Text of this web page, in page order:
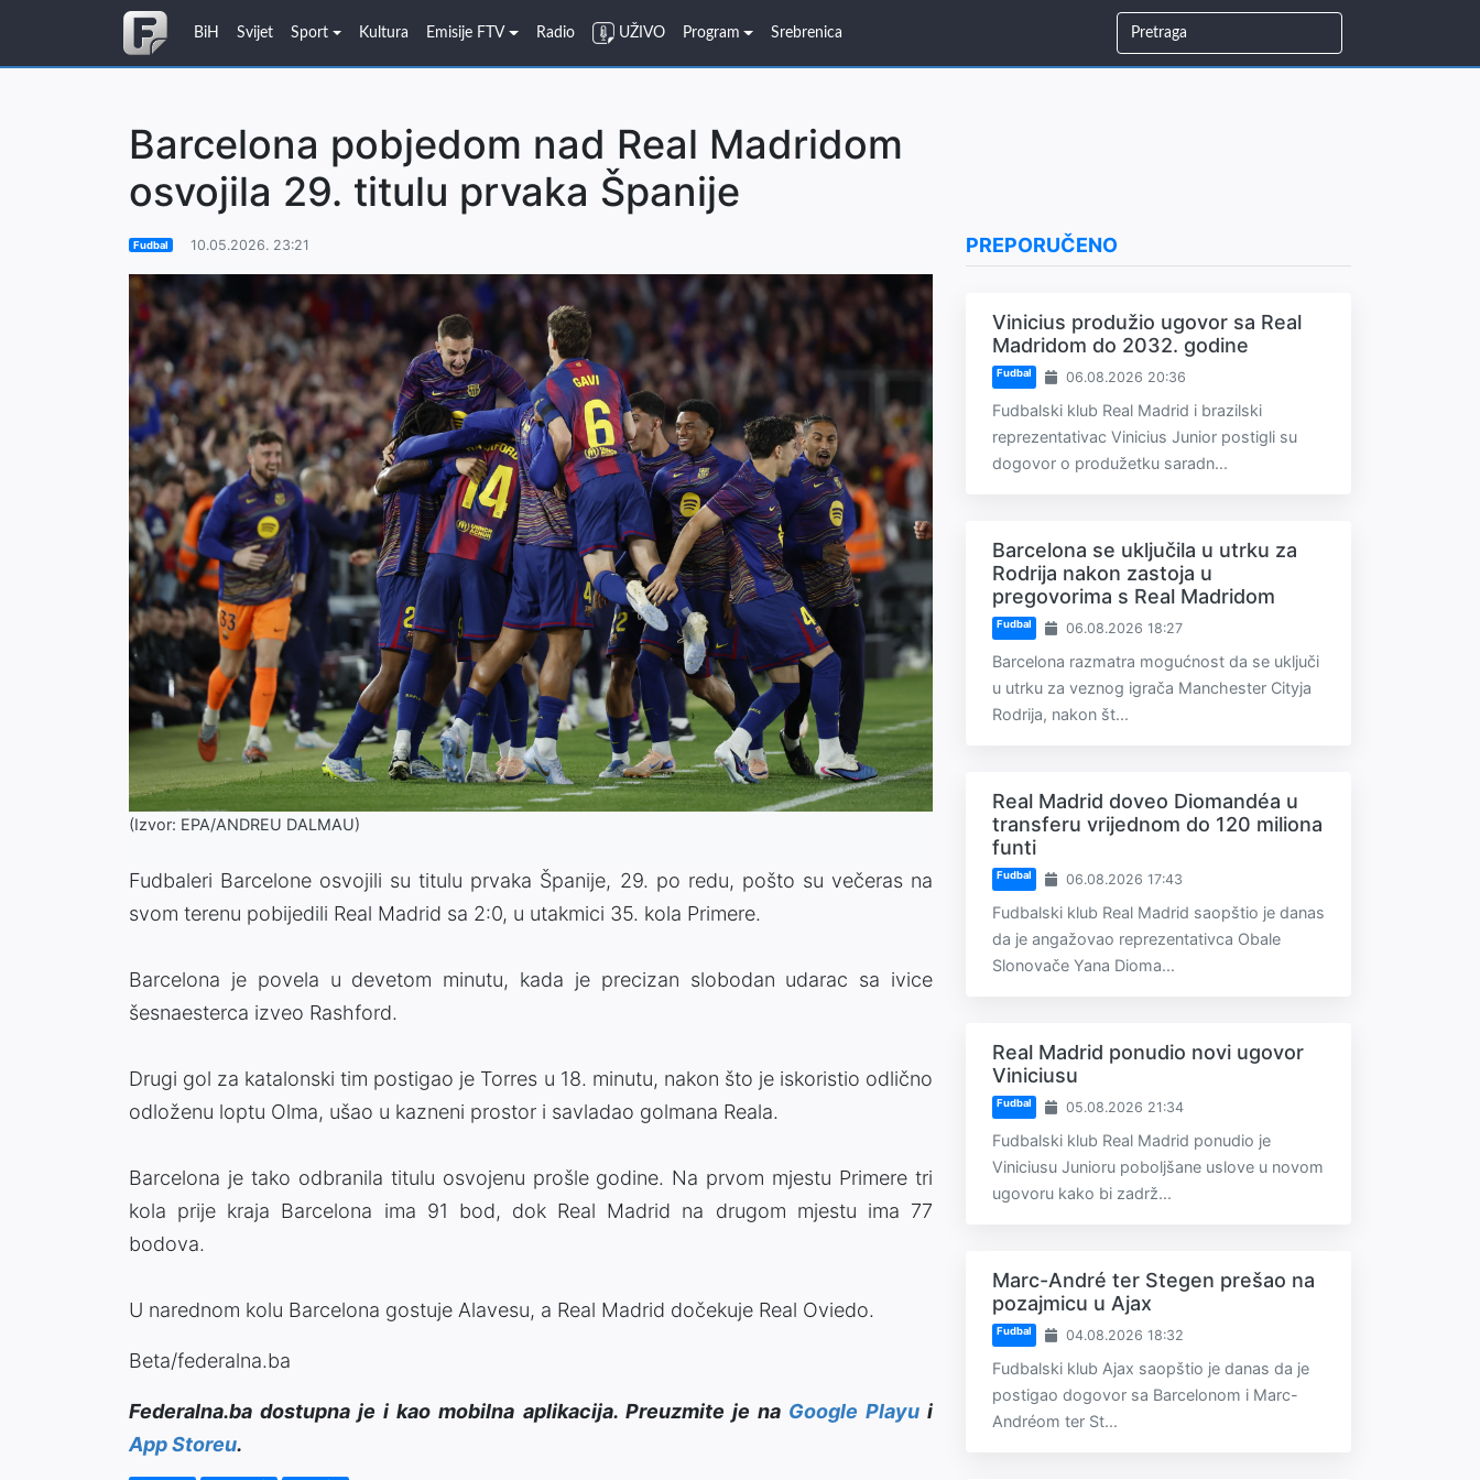
BiH Svijet Sport Kultura Emisije FTV Radio UŽIVO Program Srebrenica
Barcelona pobjedom nad Real Madridom
osvojila 29. titulu prvaka Španije
Fudbal 10.05.2026. 23:21
(Izvor: EPA/ANDREU DALMAU)
Fudbaleri Barcelone osvojili su titulu prvaka Španije, 29. po redu, pošto su večeras na
svom terenu pobijedili Real Madrid sa 2:0, u utakmici 35. kola Primere.
Barcelona je povela u devetom minutu, kada je precizan slobodan udarac sa ivice
šesnaesterca izveo Rashford.
Drugi gol za katalonski tim postigao je Torres u 18. minutu, nakon što je iskoristio odlično
odloženu loptu Olma, ušao u kazneni prostor i savladao golmana Reala.
Barcelona je tako odbranila titulu osvojenu prošle godine. Na prvom mjestu Primere tri
kola prije kraja Barcelona ima 91 bod, dok Real Madrid na drugom mjestu ima 77
bodova.
U narednom kolu Barcelona gostuje Alavesu, a Real Madrid dočekuje Real Oviedo.
Beta/federalna.ba
Federalna.ba dostupna je i kao mobilna aplikacija. Preuzmite je na Google Playui
App Storeu.
PREPORUČENO
Vinicius produžio ugovor sa Real
Madridom do 2032. godine
Fudbal 06.08.2026 20:36
Fudbalski klub Real Madrid i brazilski
reprezentativac Vinicius Junior postigli su
dogovor o produžetku saradn...
Barcelona se uključila u utrku za
Rodrija nakon zastoja u
pregovorima s Real Madridom
Fudbal 06.08.2026 18:27
Barcelona razmatra mogućnost da se uključi
u utrku za veznog igrača Manchester Cityja
Rodrija, nakon št...
Real Madrid doveo Diomandéa u
transferu vrijednom do 120 miliona
funti
Fudbal 06.08.2026 17:43
Fudbalski klub Real Madrid saopštio je danas
da je angažovao reprezentativca Obale
Slonovače Yana Dioma...
Real Madrid ponudio novi ugovor
Viniciusu
Fudbal 05.08.2026 21:34
Fudbalski klub Real Madrid ponudio je
Viniciusu Junioru poboljšane uslove u novom
ugovoru kako bi zadrž...
Marc-André ter Stegen prešao na
pozajmicu u Ajax
Fudbal 04.08.2026 18:32
Fudbalski klub Ajax saopštio je danas da je
postigao dogovor sa Barcelonom i Marc-
Andréom ter St...